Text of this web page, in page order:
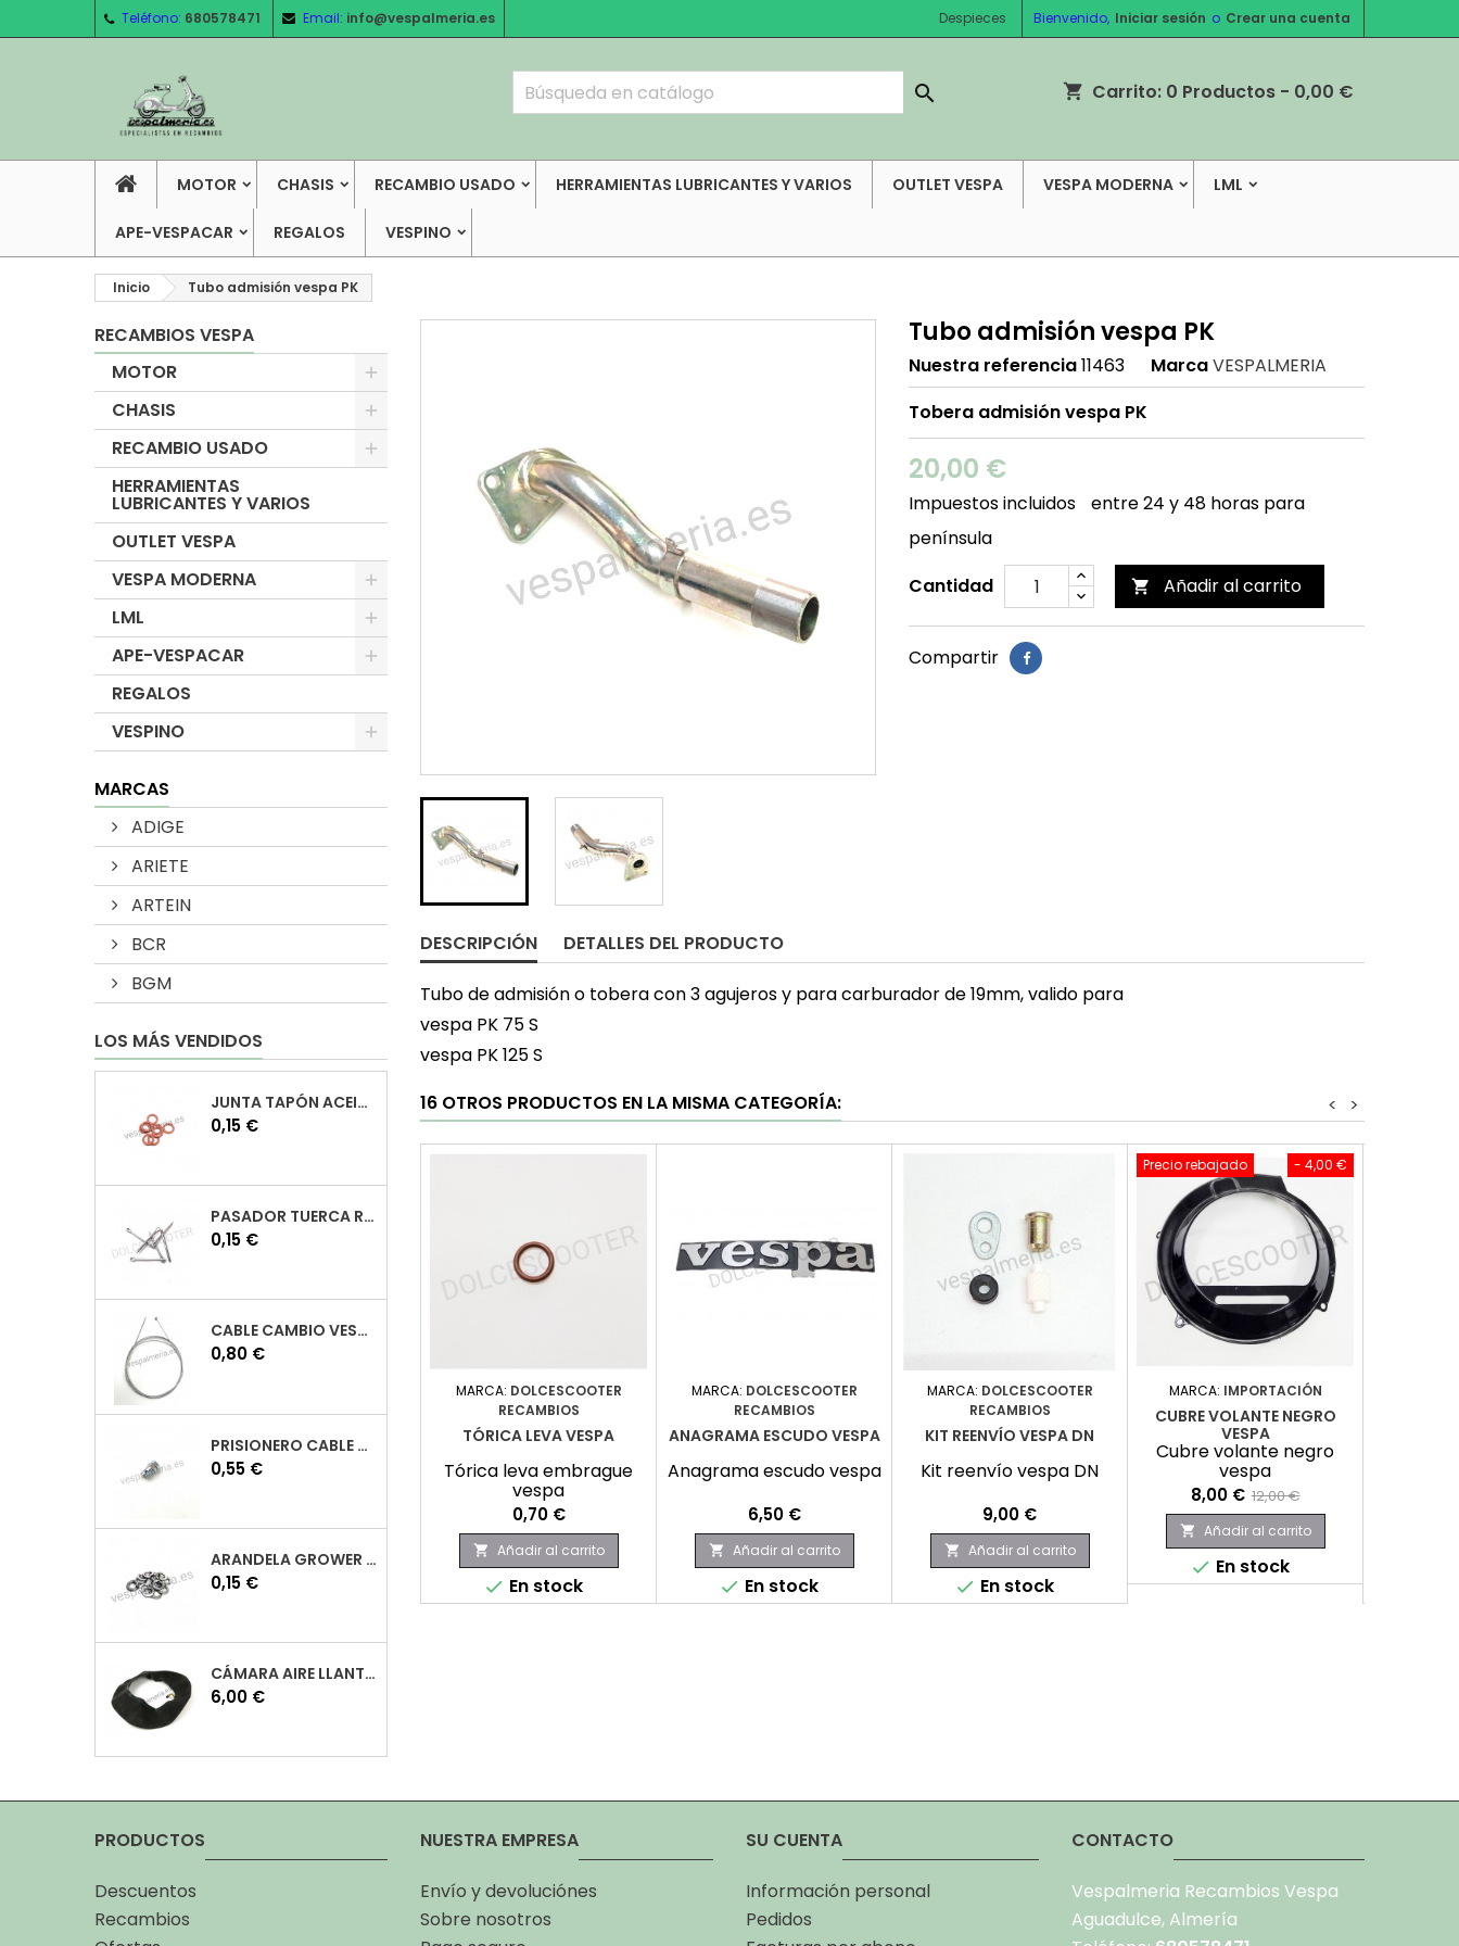
Teléfono: 680578471 Email: info@vespalmeria.es Bienvenido, Iniciar sesión o Crear una cuenta
Despieces
shopping_cart Carrito: 0 Productos - 0,00 €

MOTOR CHASIS RECAMBIO USADO HERRAMIENTAS LUBRICANTES Y VARIOS OUTLET VESPA VESPA MODERNA LML
APE-VESPACAR REGALOS VESPINO
Inicio Tubo admisión vespa PK
RECAMBIOS VESPA
MOTOR
CHASIS
RECAMBIO USADO
HERRAMIENTAS
LUBRICANTES Y VARIOS
OUTLET VESPA
VESPA MODERNA
LML
APE-VESPACAR
REGALOS
VESPINO
MARCAS
ADIGE
ARIETE
ARTEIN
BCR
BGM
LOS MÁS VENDIDOS
JUNTA TAPÓN ACEITE VESPA
Precio
0,15 €
PASADOR TUERCA RUEDA VESPA
Precio
0,15 €
CABLE CAMBIO VESPA
Precio
0,80 €
PRISIONERO CABLE CAMBIO VESPA
Precio
0,55 €
ARANDELA GROWER M7 INOX VESPA
Precio
0,15 €
CÁMARA AIRE LLANTA 10 VESPA
Precio
6,00 €
Tubo admisión vespa PK
Nuestra referencia11463 MarcaVESPALMERIA
Tobera admisión vespa PK
20,00 €
Impuestos incluidos
entre 24 y 48 horas para
península
Cantidad
 Añadir al carrito
Compartir
DESCRIPCIÓN DETALLES DEL PRODUCTO
Tubo de admisión o tobera con 3 agujeros y para carburador de 19mm, valido para
vespa PK 75 S
vespa PK 125 S
16 OTROS PRODUCTOS EN LA MISMA CATEGORÍA:
>
<
MARCA: DOLCESCOOTER
RECAMBIOS
TÓRICA LEVA VESPA
Tórica leva embrague
vespa
Precio
0,70 €
 Añadir al carrito
 En stock
MARCA: DOLCESCOOTER
RECAMBIOS
ANAGRAMA ESCUDO VESPA
Anagrama escudo vespa
Precio
6,50 €
 Añadir al carrito
 En stock
MARCA: DOLCESCOOTER
RECAMBIOS
KIT REENVÍO VESPA DN
Kit reenvío vespa DN
Precio
9,00 €
 Añadir al carrito
 En stock
- 4,00 €
Precio rebajado
MARCA: IMPORTACIÓN
CUBRE VOLANTE NEGRO
VESPA
Cubre volante negro
vespa
Precio
8,00 € Precio
base
12,00 €
 Añadir al carrito
 En stock
PRODUCTOS
Descuentos
Recambios
NUESTRA EMPRESA
Envío y devoluciónes
Sobre nosotros
SU CUENTA
Información personal
Pedidos
CONTACTO
Vespalmeria Recambios Vespa
Aguadulce, Almería